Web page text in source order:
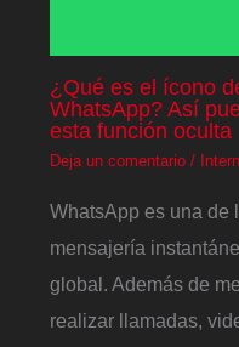
¿Qué es el ícono
WhatsApp? Así
esta función oculta
Deja un comentario /
WhatsApp es una de
mensajería
global. Además de
realizar llamadas,